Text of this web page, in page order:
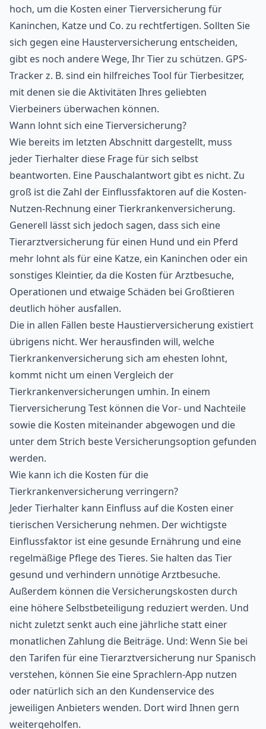
hoch, um die Kosten einer Tierversicherung für
Kaninchen, Katze und Co. zu rechtfertigen. Sollten Sie
sich gegen eine Hausterversicherung entscheiden,
gibt es noch andere Wege, Ihr Tier zu schützen. GPS-
Trackerz. B. sind ein hilfreiches Tool für Tierbesitzer,
mit denen sie die Aktivitäten Ihres geliebten
Vierbeiners überwachen können.
Wann lohnt sich eine Tierversicherung?
Wie bereits im letzten Abschnitt dargestellt, muss
jeder Tierhalter diese Frage für sich selbst
beantworten. Eine Pauschalantwort gibt es nicht. Zu
groß ist die Zahl der Einflussfaktoren auf die Kosten-
Nutzen-Rechnung einer Tierkrankenversicherung.
Generell lässt sich jedoch sagen, dass sich eine
Tierarztversicherung für einen Hund und ein Pferd
mehr lohnt als für eine Katze, ein Kaninchen oder ein
sonstiges Kleintier, da die Kosten für Arztbesuche,
Operationen und etwaige Schäden bei Großtieren
deutlich höher ausfallen.
Die in allen Fällen beste Haustierversicherung existiert
übrigens nicht. Wer herausfinden will, welche
Tierkrankenversicherung sich am ehesten lohnt,
kommt nicht um einen Vergleich der
Tierkrankenversicherungen umhin. In einem
Tierversicherung Test können die Vor- und Nachteile
sowie die Kosten miteinander abgewogen und die
unter dem Strich beste Versicherungsoption gefunden
werden.
Wie kann ich die Kosten für die
Tierkrankenversicherung verringern?
Jeder Tierhalter kann Einfluss auf die Kosten einer
tierischen Versicherung nehmen. Der wichtigste
Einflussfaktor ist eine gesunde Ernährung und eine
regelmäßige Pflege des Tieres. Sie halten das Tier
gesund und verhindern unnötige Arztbesuche.
Außerdem können die Versicherungskosten durch
eine höhere Selbstbeteiligung reduziert werden. Und
nicht zuletzt senkt auch eine jährliche statt einer
monatlichen Zahlung die Beiträge. Und: Wenn Sie bei
den Tarifen für eine Tierarztversicherung nur Spanisch
verstehen, können Sie eineSprachlern-App nutzen
oder natürlich sich an den Kundenservice des
jeweiligen Anbieters wenden. Dort wird Ihnen gern
weitergeholfen.